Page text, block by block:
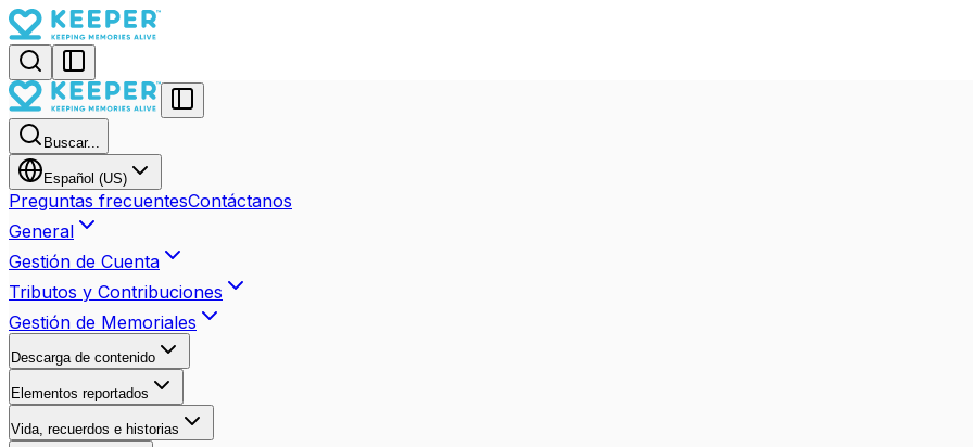
Buscar...
Español (US)
Preguntas frecuentesContáctanos
General
Gestión de Cuenta
Tributos y Contribuciones
Gestión de Memoriales
Descarga de contenido
Elementos reportados
Vida, recuerdos e historias